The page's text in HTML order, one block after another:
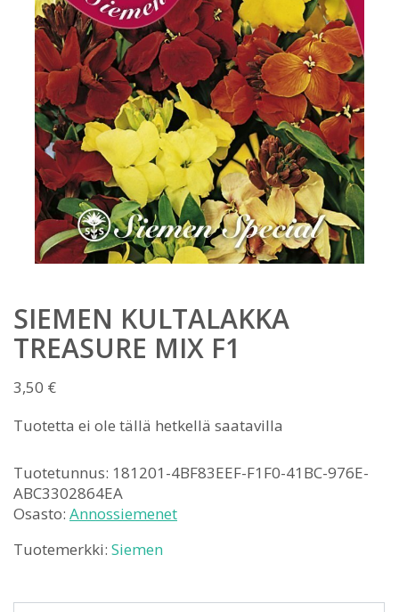
SIEMEN KULTALAKKA
TREASURE MIX F1
3,50 €
Tuotetta ei ole tällä hetkellä saatavilla
Tuotetunnus: 181201-4BF83EEF-F1F0-41BC-976E-
ABC3302864EA
Osasto: Annossiemenet
Tuotemerkki: Siemen